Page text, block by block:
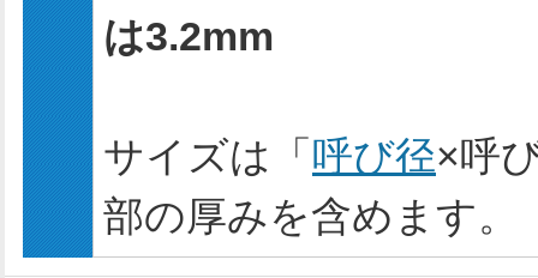
は3.2mm
サイズは「 呼び径×呼
部の厚みを含めます。